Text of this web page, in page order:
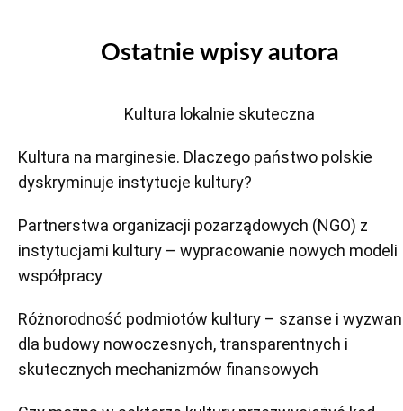
Ostatnie wpisy autora
Kultura lokalnie skuteczna
Kultura na marginesie. Dlaczego państwo polskie
dyskryminuje instytucje kultury?
Partnerstwa organizacji pozarządowych (NGO) z
instytucjami kultury – wypracowanie nowych modeli
współpracy
Różnorodność podmiotów kultury – szanse i
dla budowy nowoczesnych, transparentnych i
skutecznych mechanizmów finansowych